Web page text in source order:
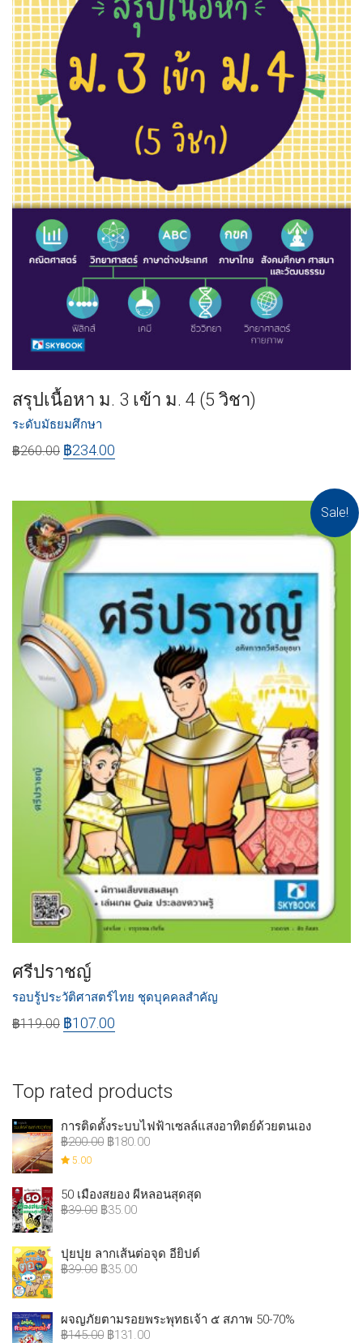
สรุปเนื้อหา ม. 3 เข้า ม. 4 (5 วิชา)
ระดับมัธยมศึกษา
฿260.00 ฿234.00
Sale!
ศรีปราชญ์
รอบรู้ประวัติศาสตร์ไทย ชุดบุคคลสำคัญ
฿119.00 ฿107.00
Top rated products
การติดตั้งระบบไฟฟ้าเซลล์แสงอาทิตย์ด้วยตนเอง
฿200.00 ฿180.00
5.00
50 เมืองสยอง ผีหลอนสุดสุด
฿39.00 ฿35.00
ปุยปุย ลากเส้นต่อจุด อียิปต์
฿39.00 ฿35.00
ผจญภัยตามรอยพระพุทธเจ้า ๕ สภาพ 50-70%
฿145.00 ฿131.00